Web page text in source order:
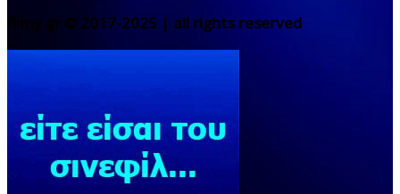
filmy.gr © 2017-2025 | all rights reserved